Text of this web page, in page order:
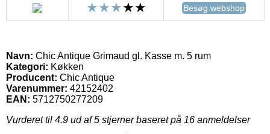
Besøg webshop
Navn: Chic Antique Grimaud gl. Kasse m. 5 rum
Kategori: Køkken
Producent: Chic Antique
Varenummer: 42152402
EAN: 5712750277209
Vurderet til 4.9 ud af 5 stjerner baseret på 16 anmeldelser